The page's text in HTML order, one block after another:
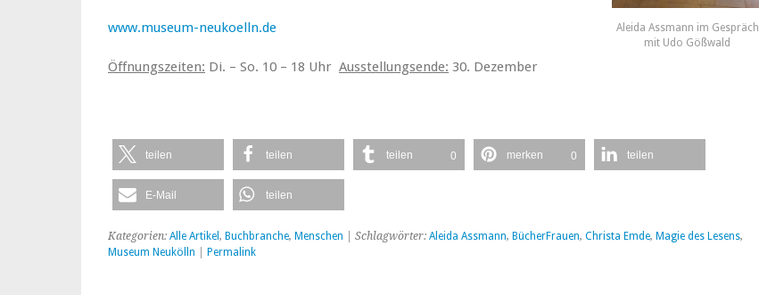
Aleida Assmann im Gespräch
mit Udo Gößwald
www.museum-neukoelln.de
Öffnungszeiten: Di. – So. 10 – 18 Uhr  Ausstellungsende: 30. Dezember
teilen teilen teilen 0 merken 0 teilen
E-Mail teilen
Kategorien: Alle Artikel , Buchbranche, Menschen | Schlagwörter: Aleida Assmann, BücherFrauen, Christa Emde, Magie des Lesens,
Museum Neukölln
Permalink